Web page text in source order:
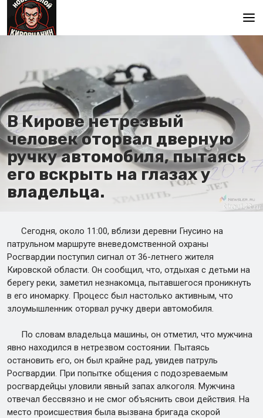
В Кирове нетрезвый
человек оторвал дверную
ручку автомобиля, пытаясь
его вскрыть на глазах у
владельца.
Сегодня, около 11:00, вблизи деревни Гнусино на
патрульном маршруте вневедомственной охраны
Росгвардии поступил сигнал от 36-летнего жителя
Кировской области. Он сообщил, что, отдыхая с детьми на
берегу реки, заметил незнакомца, пытавшегося проникнуть
в его иномарку. Процесс был настолько активным, что
злоумышленник оторвал ручку двери автомобиля.
По словам владельца машины, он отметил, что мужчина
явно находился в нетрезвом состоянии. Пытаясь
остановить его, он был крайне рад, увидев патруль
Росгвардии. При попытке общения с подозреваемым
росгвардейцы уловили явный запах алкоголя. Мужчина
отвечал бессвязно и не смог объяснить свои действия. На
место происшествия была вызвана бригада скорой